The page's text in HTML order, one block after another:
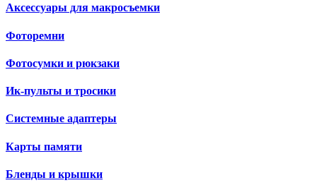
Аксессуары для макросъемки
Фоторемни
Фотосумки и рюкзаки
Ик-пульты и тросики
Системные адаптеры
Карты памяти
Бленды и крышки